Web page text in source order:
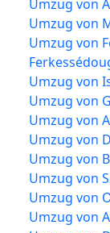
Umzug von
Umzug von
Umzug von
Umzug von
Umzug von
Umzug von
Umzug von
Umzug von
Umzug von
Umzug von
Umzug von